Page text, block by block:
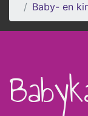
Baby- en